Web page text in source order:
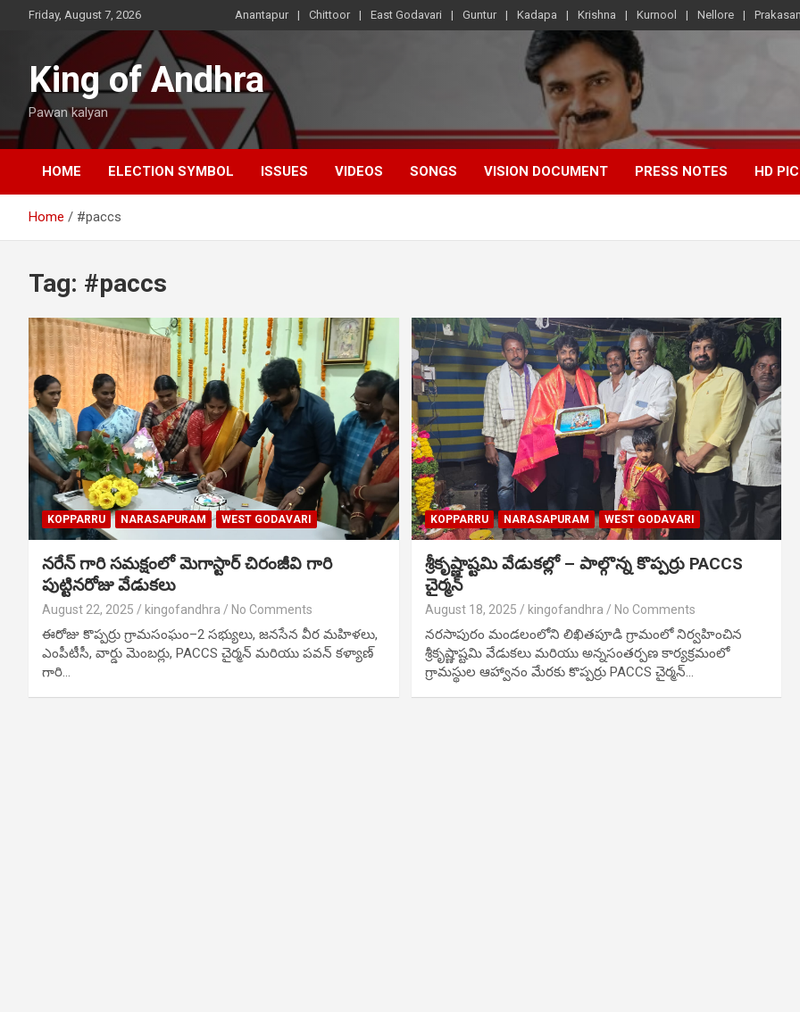
Friday, August 7, 2026 Anantapur Chittoor East Godavari Guntur Kadapa Krishna Kurnool Nellore
King of Andhra
Pawan kalyan
HOME ELECTION SYMBOL ISSUES VIDEOS SONGS VISION DOCUMENT PRESS NOTES HD
Home #paccs
Tag: #paccs
KOPPARRU NARASAPURAM WEST GODAVARI
నరేన్ గారి సమక్షంలో మెగాస్టార్ చిరంజీవి గారి
పుట్టినరోజు వేడుకలు
August 22, 2025 kingofandhra No Comments
ఈరోజు కొప్పర్రు గ్రామసంఘం–2 సభ్యులు, జనసేన వీర మహిళలు,
ఎంపీటీసీ, వార్డు మెంబర్లు, PACCS చైర్మన్ మరియు పవన్ కళ్యాణ్
గారి…
KOPPARRU NARASAPURAM WEST GODAVARI
శ్రీకృష్ణాష్టమి వేడుకల్లో – పాల్గొన్న కొప్పర్రు PACCS
చైర్మన్
August 18, 2025 kingofandhra No Comments
నరసాపురం మండలంలోని లిఖితపూడి గ్రామంలో నిర్వహించిన
శ్రీకృష్ణాష్టమి వేడుకలు మరియు అన్నసంతర్పణ కార్యక్రమంలో
గ్రామస్థుల ఆహ్వానం మేరకు కొప్పర్రు PACCS చైర్మన్…